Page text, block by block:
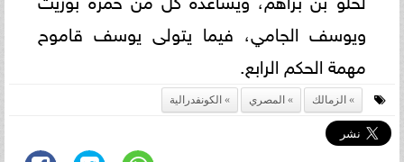
ويوسف الجامي، فيما يتولى يوسف قاموح
مهمة الحكم الرابع.
الزمالك المصري الكونفدرالية